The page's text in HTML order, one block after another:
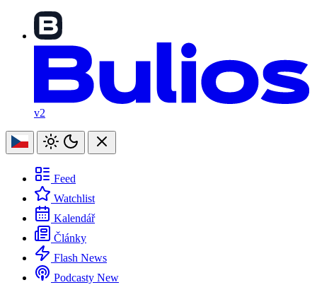
v2
Feed
Watchlist
Kalendář
Články
Flash News
Podcasty New